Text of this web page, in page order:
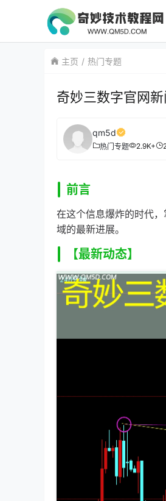
主页 热门专题
奇妙三数字官网
qm5d
热门专题 2.9K+
前言
在这个信息爆炸的时代
域的最新进展。
【最新动态】